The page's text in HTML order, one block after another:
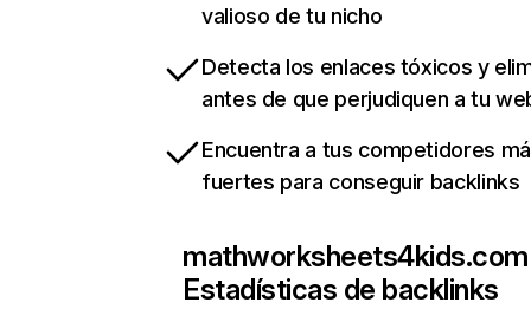
valioso de tu nicho
Detecta los enlaces tóxicos y
antes de que perjudiquen a tu
Encuentra a tus competidores
fuertes para conseguir backlinks
mathworksheets4kids.com
Estadísticas de backlinks